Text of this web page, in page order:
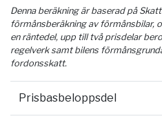
Denna beräkning är baserad på
förmånsberäkning av förmånsbilar,
en räntedel, upp till två prisdelar
regelverk samt bilens
fordonsskatt.
Prisbasbeloppsdel